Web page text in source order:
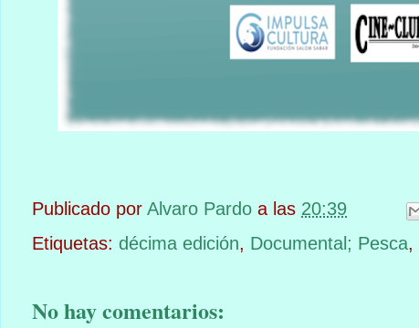
Publicado por Alvaro Pardo a las 20:39
Etiquetas: décima edición, Documental; Pesca,
No hay comentarios: